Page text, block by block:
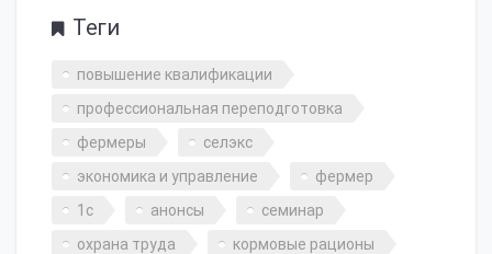
Теги
повышение квалификации
профессиональная переподготовка
фермеры
селэкс
экономика и управление
фермер
1с
анонсы
семинар
охрана труда
кормовые рационы